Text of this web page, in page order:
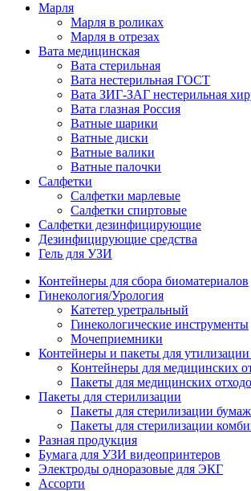
Марля
Марля в роликах
Марля в отрезах
Вата медицинская
Вата стерильная
Вата нестерильная ГОСТ
Вата ЗИГ-ЗАГ нестерильная
Вата глазная Россия
Ватные шарики
Ватные диски
Ватные валики
Ватные палочки
Салфетки
Салфетки марлевые
Салфетки спиртовые
Салфетки дезинфицирующие
Дезинфицирующие средства
Гель для УЗИ
Контейнеры для сбора биоматериалов
Гинекология/Урология
Катетер уретральный
Гинекологические инструменты
Мочеприемники
Контейнеры и пакеты для
Контейнеры для медицинских
Пакеты для медицинских
Пакеты для стерилизации
Пакеты для стерилизации
Пакеты для стерилизации
Разная продукция
Бумага для УЗИ видеопринтеров
Электроды одноразовые для ЭКГ
Ассорти